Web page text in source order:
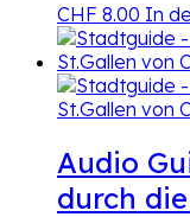
CHF 8.00 In
Audio
durch